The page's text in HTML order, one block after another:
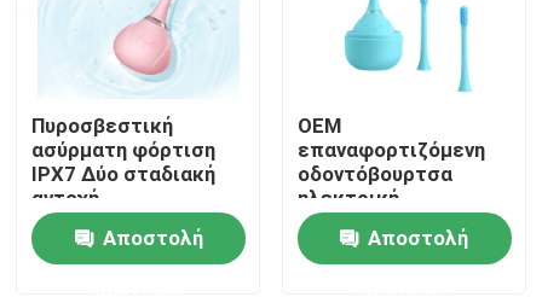
Σπίτι
Προϊόντα
Πυροσβεστική
ασύρματη φόρτιση
IPX7 Δύο σταδιακή
αντοχή
Αποστολή
OEM
επαναφορτιζόμενη
οδοντόβουρτσα
ηλεκτρική
οδοντόβουρτσα
υπερήχων σιλικόνης
Αποστολή